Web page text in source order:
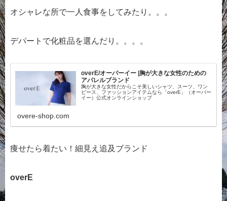
オシャレな所で一人食事をしてみたり。。。
デパートで化粧品を選んだり。。。。
overE/オーバーイー |胸が大きな女性のための
アパレルブランド
胸が大きな女性だからこそ美しいシャツ、スーツ、ワン
ピース、ファッションアイテムなら「overE」（オーバー
イー）公式オンラインショップ
overe-shop.com
痩せたら着たい！細見え追及ブランド
overE